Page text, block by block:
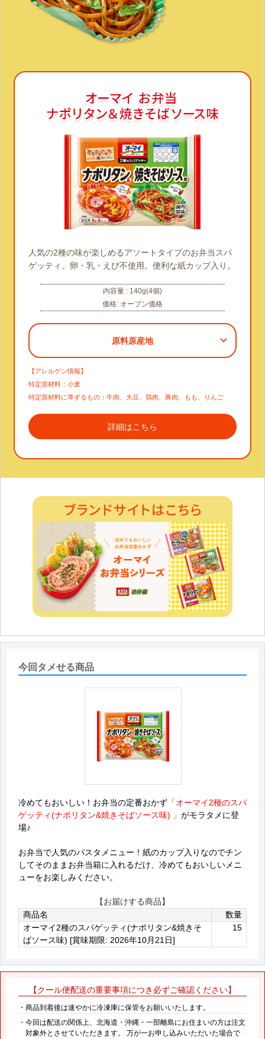
人気の2種の味が楽しめるアソートタイプのお弁当スパ
ゲッティ。卵・乳・えび不使用。便利な紙カップ入り。
内容量 : 140g(4個)
価格: オープン価格
原料原産地
【アレルゲン情報】
特定原材料：小麦
特定原材料に準ずるもの：牛肉、大豆、鶏肉、豚肉、もも、りんご
詳細はこちら
今回タメせる商品
冷めてもおいしい！お弁当の定番おかず 「オーマイ2種のスパ
ゲッティ(ナポリタン&焼きそばソース味) 」 がモラタメに登
場♪
お弁当で人気のパスタメニュー！紙のカップ入りなのでチン
してそのままお弁当箱に入れるだけ、冷めてもおいしいメニ
ューをお楽しみください。
【お届けする商品】
商品名
数量
オーマイ2種のスパゲッティ(ナポリタン&焼きそ
ばソース味) [賞味期限: 2026年10月21日]
15
【クール便配送の重要事項につき必ずご確認ください】
・商品到着後は速やかに冷凍庫に保管をお願いいたします。
・今回は配送の関係上、北海道・沖縄・一部離島にお住まいの方は注文
対象外とさせていただきます。 万が一お申し込みいただいた場合で